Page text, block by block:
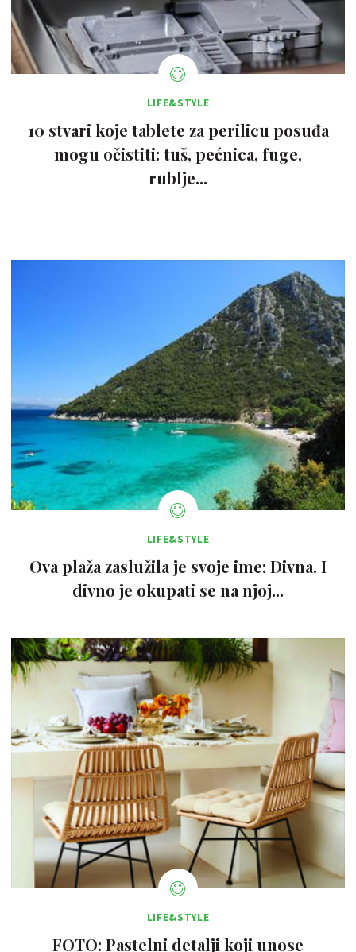
LIFE&STYLE
10 stvari koje tablete za perilicu posuđa
mogu očistiti: tuš, pećnica, fuge,
rublje...
LIFE&STYLE
Ova plaža zaslužila je svoje ime: Divna. I
divno je okupati se na njoj...
LIFE&STYLE
FOTO: Pastelni detalji koji unose